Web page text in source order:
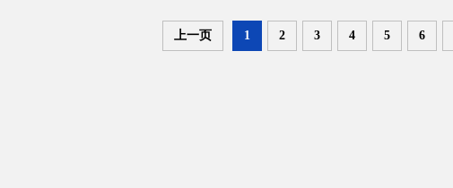
上一页 1 2 3 4 5 6